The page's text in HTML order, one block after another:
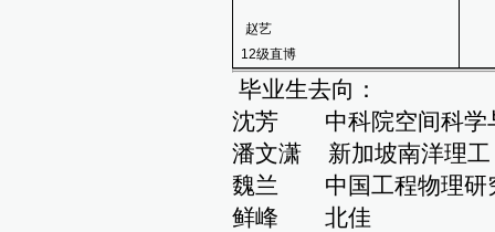
赵艺
12级直博
毕业生去向：
沈芳 中科院空间科学
潘文潇 新加坡南洋理工
魏兰 中国工程物理研
鲜峰 北佳